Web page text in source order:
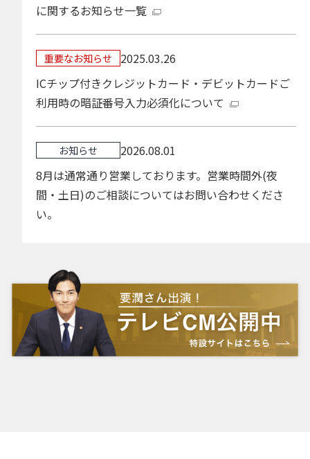
に関するお知らせ一覧
重要なお知らせ
2025.03.26
ICチップ付きクレジットカード・デビットカードご
利用時の暗証番号入力必須化について
お知らせ
2026.08.01
8月は通常通り営業しております。営業時間外(夜
間・土日)のご相談についてはお問い合わせくださ
い。